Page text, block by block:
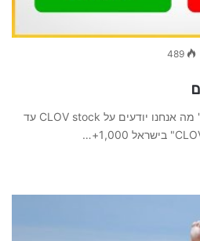
489
כל החדשות על "CLOV stock" מה אנחנו יודעים על CLOV stock עד